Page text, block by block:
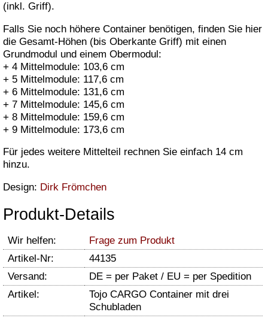
(inkl. Griff).
Falls Sie noch höhere Container benötigen, finden Sie hier
die Gesamt-Höhen (bis Oberkante Griff) mit einen
Grundmodul und einem Obermodul:
+ 4 Mittelmodule: 103,6 cm
+ 5 Mittelmodule: 117,6 cm
+ 6 Mittelmodule: 131,6 cm
+ 7 Mittelmodule: 145,6 cm
+ 8 Mittelmodule: 159,6 cm
+ 9 Mittelmodule: 173,6 cm
Für jedes weitere Mittelteil rechnen Sie einfach 14 cm
hinzu.
Design: Dirk Frömchen
Produkt-Details
Wir helfen:
Frage zum Produkt
Artikel-Nr:
44135
Versand:
DE = per Paket / EU = per Spedition
Artikel:
Tojo CARGO Container mit drei
Schubladen